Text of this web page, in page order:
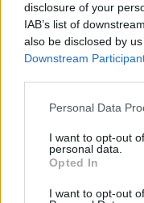
disclosure of your
IAB’s list of
also be disclosed by
Downstream
Personal Data
I want to opt-out
personal data.
Opted In
I want to opt-out
aquest navegador per
Captcha6 * 2 = ?